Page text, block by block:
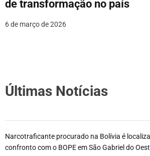
de transformação no país
6 de março de 2026
Últimas Notícias
Narcotraficante procurado na Bolívia é
confronto com o BOPE em São Gabriel do